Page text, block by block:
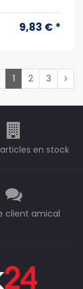
9,83 € *
1 2 3
en stock
client amical